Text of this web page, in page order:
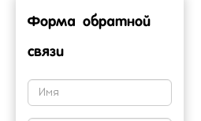
Форма обратной
связи